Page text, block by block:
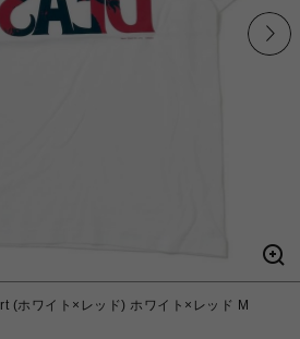
(ホワイト×レッド) ホワイト×レッド M